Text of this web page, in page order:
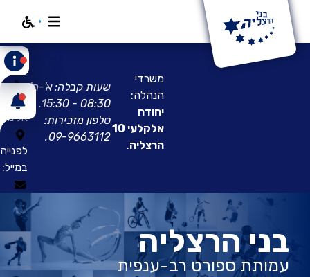
משרדי
הנהלה:
יהודה
אלקלעי 10
הרצליה.
שעות קבלה: א'-ה'
08:30 - 15:30.
טלפון מזכירות:
09-9663112
.
פנו
אלינו:
ניווט
אלינו:
לפנייה
במייל:
בני הרצליה
עמותת ספורט רב-ענפית